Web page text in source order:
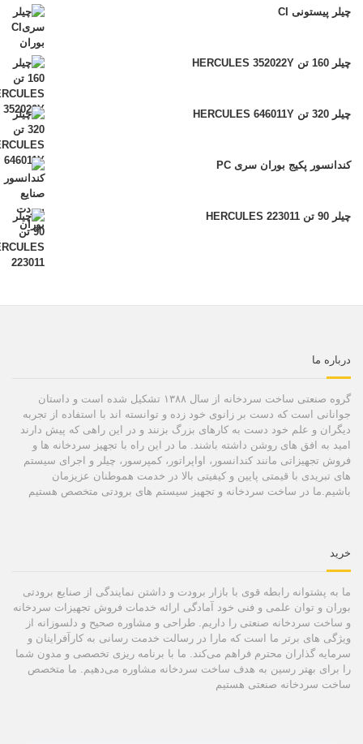
چیلر پیستونی CI
چیلر 160 تن HERCULES 352022Y
چیلر 320 تن HERCULES 646011Y
کندانسور پکیج بوران سری PC
چیلر 90 تن HERCULES 223011
درباره ما
گروه صنعتی ساخت سردخانه از سال ۱۳۸۸ تشکیل شده است و داستان
جوانانی است که دست بر زانوی خود زده و توانسته اند با استفاده از تجربه
دیگران و علم خود دست به کارهای بزرگ بزنند و در این راهی که پیش دارند
امید به افق های روشن داشته باشند. ما در این راه با تجهیز سردخانه ها و
فروش تجهیزاتی مانند کندانسور، اواپراتور، کمپرسور، چیلر و اجرای سیستم
های تبریدی با قیمتی پایین و کیفیتی بالا در خدمت هموطنان عزیزمان
باشیم.ما در ساخت سردخانه و تجهیز سیستم های برودتی متخصص هستیم
خرید
ما به پشتوانه رابطه قوی با بازار برودت و داشتن نمایندگی از صنایع برودتی
بوران و توان علمی و فنی خود آمادگی ارائه خدمات فروش تجهیزات سردخانه
و ساخت سردخانه صنعتی را داریم. طراحی و مشاوره صحیح و دلسوزانه از
ویژگی های برتر ما است که مارا در رسالت خدمت رسانی به کارآفراینان و
سرمایه گذاران محترم فراهم می‌کند. ما با برنامه ریزی تخصصی و مدون شما
را برای بهتر رسین به هدف ساخت سردخانه مشاوره می‌دهیم. ما متخصص
ساخت سردخانه صنعتی هستیم